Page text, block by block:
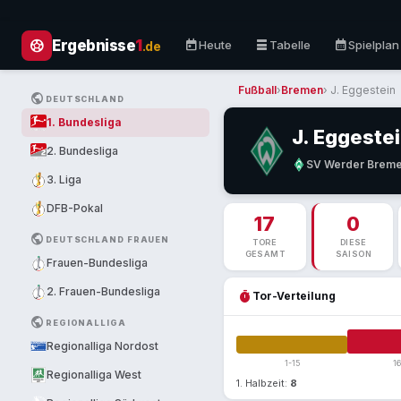
sports_soccer Ergebnisse1.de todayHeute table_rows Tabelle calendar_monthSpielplan
PUBLIC DEUTSCHLAND
1. Bundesliga
2. Bundesliga
3. Liga
DFB-Pokal
PUBLIC DEUTSCHLAND FRAUEN
Frauen-Bundesliga
2. Frauen-Bundesliga
PUBLIC REGIONALLIGA
Regionalliga Nordost
Regionalliga West
Fußball›Bremen› J. Eggestein
J.
SV Werder
17
TORE
GESAMT
0
DIESE
SAISON
timer Tor-Verteilung
1-15
1. Halbzeit: 8